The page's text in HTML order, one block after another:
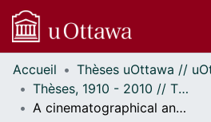
Communautés
et collections
Parcourir
Accueil
Thèses, 1910 - 2010 // Theses, 1910 - 2010
A cinematographical analysis to determine the effects of an experimental ball on the mechanics of the drive-in overhand water polo shot